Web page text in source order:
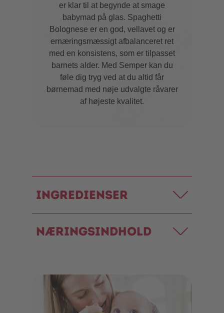
er klar til at begynde at smage
babymad på glas. Spaghetti
Bolognese er en god, vellavet og er
ernæringsmæssigt afbalanceret ret
med en konsistens, som er tilpasset
barnets alder. Med Semper kan du
føle dig tryg ved at du altid får
børnemad med nøje udvalgte råvarer
af højeste kvalitet.
Ingredienser
Næringsindhold